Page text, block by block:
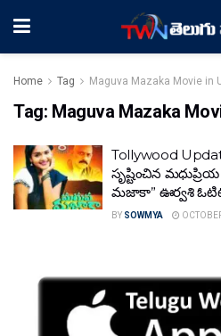
Home Tag Maguva Mazaka Movie in
Tag: Maguva Mazaka
Tollywood
సృష్టించిన
మజాకా” ఊర్వశి
BY SOWMYA